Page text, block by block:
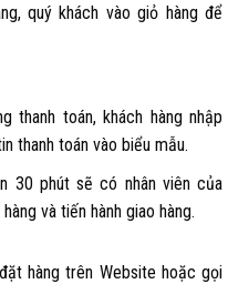
quý khách vào giỏ hàng để
thanh toán, khách hàng nhập
thanh toán vào biểu mẫu.
30 phút sẽ có nhân viên của
và tiến hành giao hàng.
hàng trên Website hoặc gọi